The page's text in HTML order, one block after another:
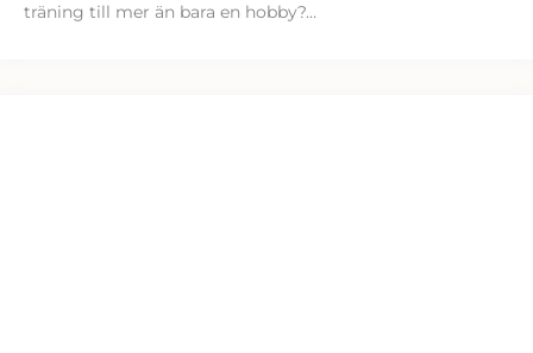
träning till mer än bara en hobby?…